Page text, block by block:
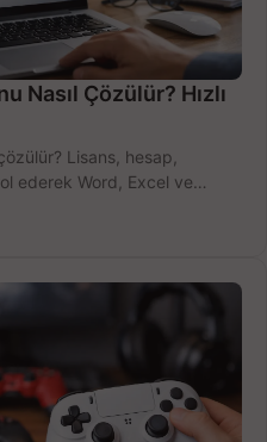
Nasıl Çözülür? Hızlı
Lisans, hesap,
ederek Word, Excel ve